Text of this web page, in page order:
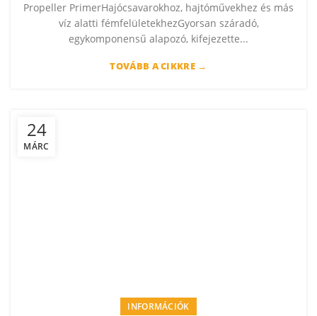
Propeller PrimerHajócsavarokhoz, hajtóművekhez és más
víz alatti fémfelületekhezGyorsan száradó,
egykomponensű alapozó, kifejezette...
TOVÁBB A CIKKRE →
24
MÁRC
INFORMÁCIÓK